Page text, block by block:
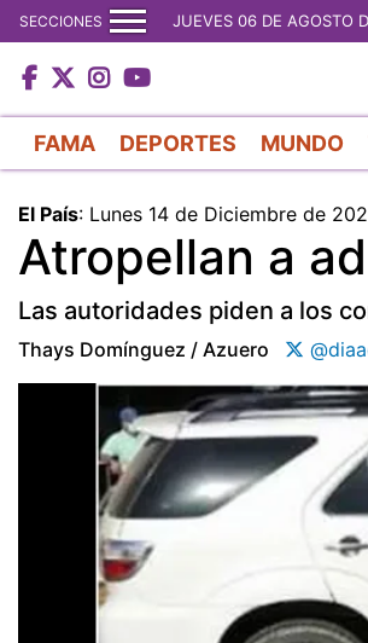
SECCIONES JUEVES 06 DE AGOSTO
FAMA DEPORTES MUNDO
El País: Lunes 14 de Diciembre de
Atropellan a
Las autoridades piden a los
Thays Domínguez / Azuero